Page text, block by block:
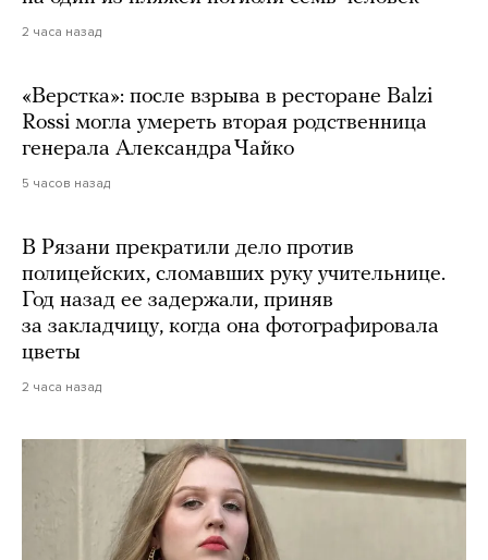
2 часа назад
«Верстка»: после взрыва в ресторане Balzi
Rossi могла умереть вторая родственница
генерала Александра Чайко
5 часов назад
В Рязани прекратили дело против
полицейских, сломавших руку учительнице.
Год назад ее задержали, приняв
за закладчицу, когда она фотографировала
цветы
2 часа назад